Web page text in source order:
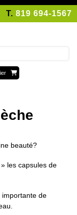
T. 819 694-1567
beauté?
les capsules de
importante de